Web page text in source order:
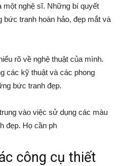
một nghệ sĩ. Những bí quyết
bức tranh hoàn hảo, đẹp mắt và
rõ về nghệ thuật của mình.
các kỹ thuật và các phong
bức tranh đẹp.
vào việc sử dụng các màu
đẹp. Họ cần ph
công cụ thiết